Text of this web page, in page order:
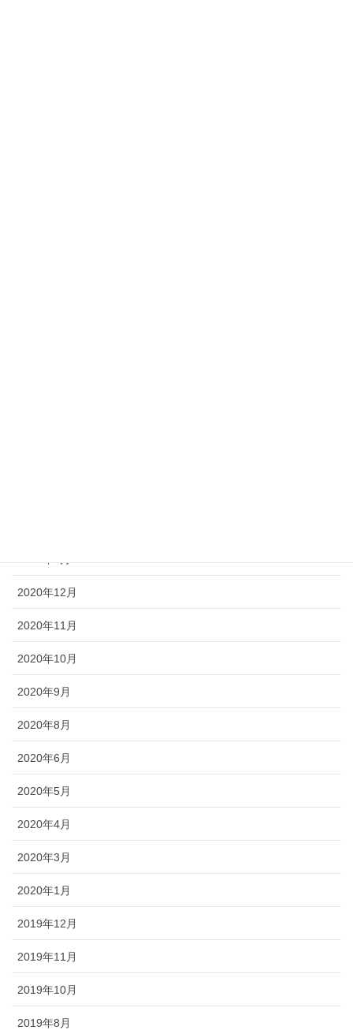
2020年12月
2020年11月
2020年10月
2020年9月
2020年8月
2020年6月
2020年5月
2020年4月
2020年3月
2020年1月
2019年12月
2019年11月
2019年10月
2019年8月